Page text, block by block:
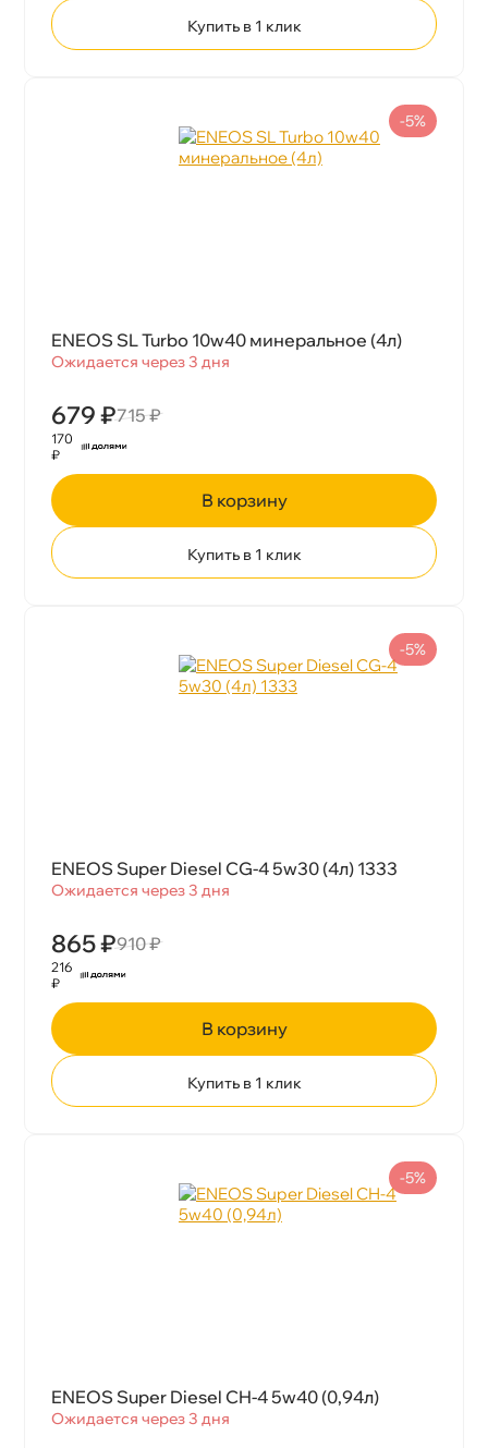
Купить в 1 клик
ENEOS SL Turbo 10w40 минеральное (4л)
Ожидается через 3 дня
679 ₽715 ₽
-5%
170
₽
корзину
Купить в 1 клик
ENEOS Super Diesel CG-4 5w30 (4л) 1333
Ожидается через 3 дня
865 ₽910 ₽
-5%
216
₽
корзину
Купить в 1 клик
ENEOS Super Diesel CH-4 5w40 (0,94л)
Ожидается через 3 дня
-5%